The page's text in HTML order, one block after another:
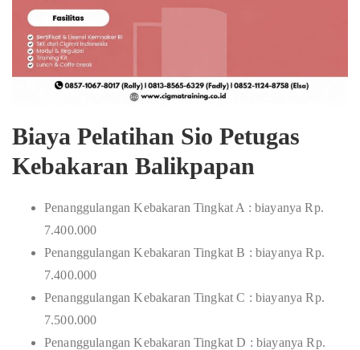
Biaya Pelatihan Sio Petugas
Kebakaran Balikpapan
Penanggulangan Kebakaran Tingkat A : biayanya Rp.
7.400.000
Penanggulangan Kebakaran Tingkat B : biayanya Rp.
7.400.000
Penanggulangan Kebakaran Tingkat C : biayanya Rp.
7.500.000
Penanggulangan Kebakaran Tingkat D : biayanya Rp.